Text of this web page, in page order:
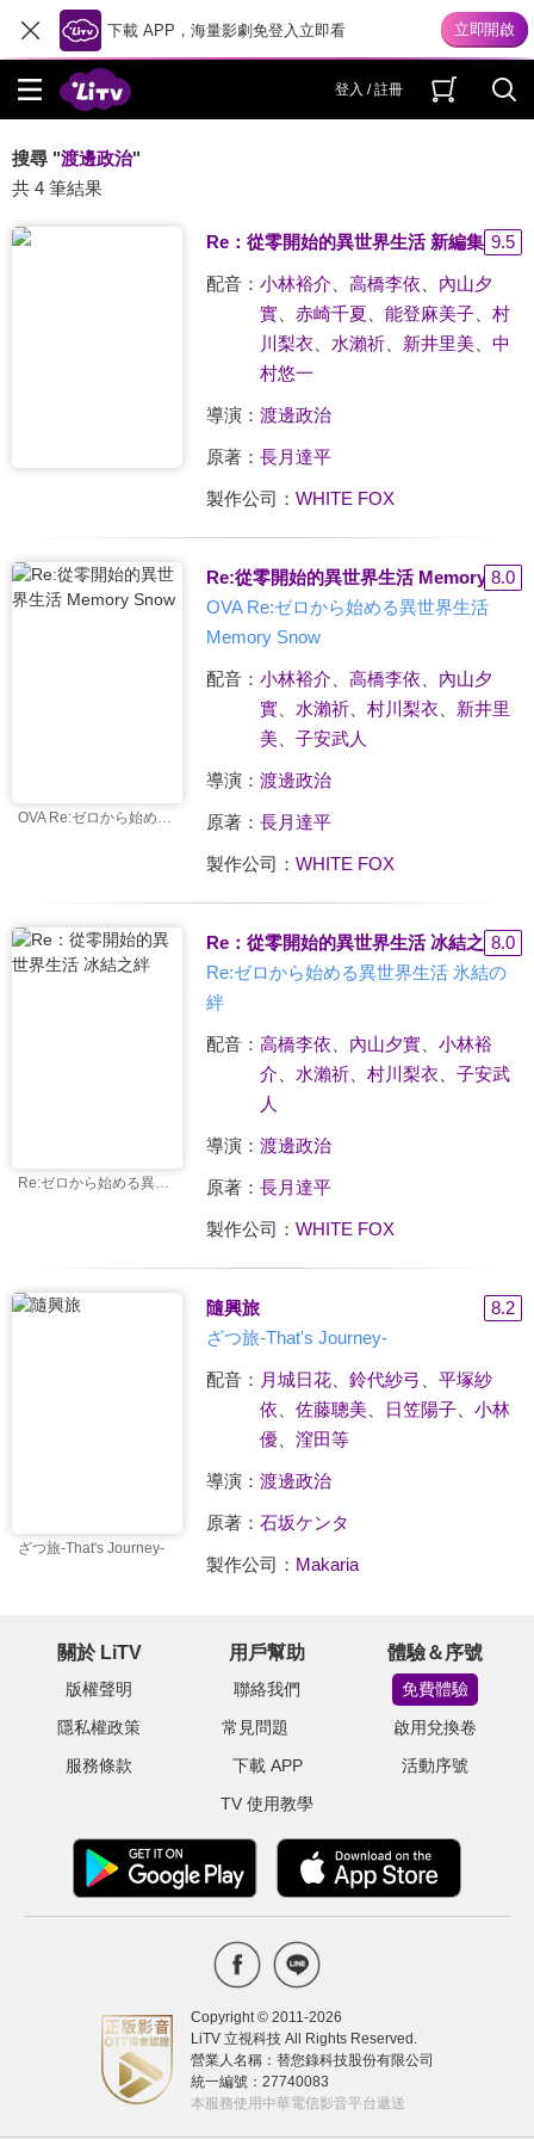
下載 APP，海量影劇免登入立即看
登入 / 註冊
搜尋 "渡邊政治"
共 4 筆結果
Re：從零開始的異世界生活 新編集版9.5
配音： 小林裕介 高橋李依
內山夕
實、 赤崎千夏 能登麻美子、 村
川梨衣
水瀨祈、 新井里美、 中
村悠一
導演： 渡邊政治
原著： 長月達平
製作公司： WHITE FOX
OVA Re:ゼロから始める異世界生活 Memory Snow
Re:從零開始的異世界生活 Memory8.0
OVA Re:ゼロから始める異世界生活
Memory Snow
配音： 小林裕介 高橋李依
內山夕
實、 水瀨祈、 村川梨衣
新井里
美、 子安武人
導演： 渡邊政治
原著： 長月達平
製作公司： WHITE FOX
Re:ゼロから始める異世界生活 氷結の絆
Re：從零開始的異世界生活 冰結之絆8.0
Re:ゼロから始める異世界生活 氷結の
絆
配音： 高橋李依 內山夕實、 小林裕
介
水瀨祈、 村川梨衣
子安武
人
導演： 渡邊政治
原著： 長月達平
製作公司： WHITE FOX
ざつ旅-That's Journey-
隨興旅
8.2
ざつ旅-That's Journey-
配音： 月城日花、 鈴代紗弓
平塚紗
依
佐藤聰美、 日笠陽子、 小林
優、 漥田等
導演： 渡邊政治
原著： 石坂ケンタ
製作公司： Makaria
關於 LiTV
版權聲明
隱私權政策
服務條款
用戶幫助
聯絡我們
常見問題
下載 APP
TV 使用教學
體驗＆序號
免費體驗
啟用兌換卷
活動序號
Copyright © 2011-2026
LiTV 立視科技 All Rights Reserved.
營業人名稱：替您錄科技股份有限公司
統一編號：27740083
本服務使用中華電信影音平台遞送